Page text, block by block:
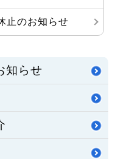
止のお知らせ
知らせ